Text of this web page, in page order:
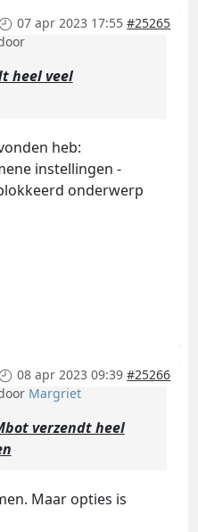
07 apr 2023 17:55 #25265
heel veel
heb:
instellingen -
onderwerp
08 apr 2023 09:39 #25266
Margriet
verzendt heel
Maar opties is